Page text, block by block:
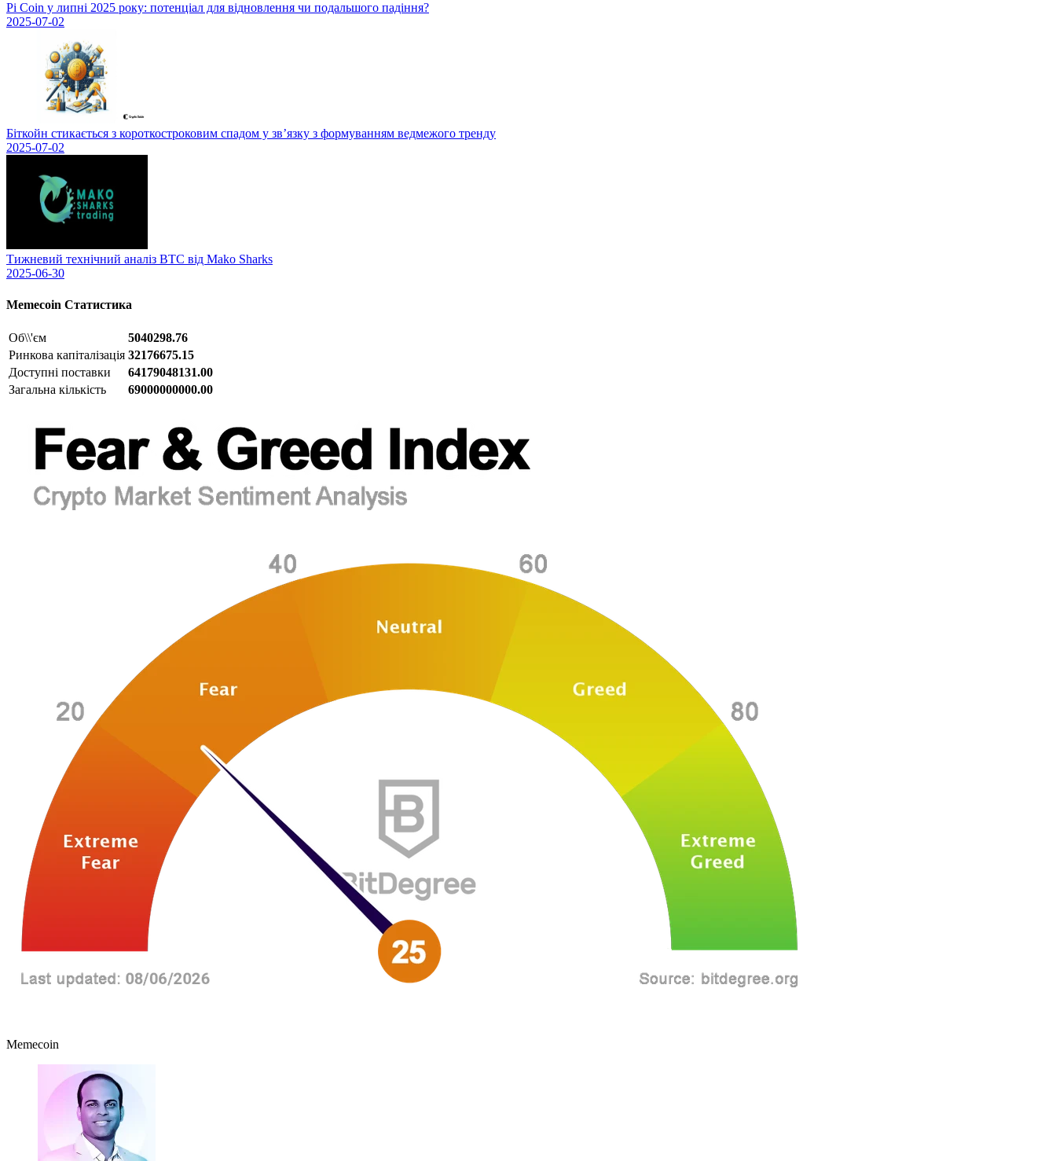
Pi Coin у липні 2025 року: потенціал для відновлення чи подальшого падіння?
2025-07-02
Біткойн стикається з короткостроковим спадом у зв’язку з формуванням ведмежого тренду
2025-07-02
Тижневий технічний аналіз BTC від Mako Sharks
2025-06-30
Memecoin Статистика
Об\\'єм
5040298.76
Ринкова капіталізація 32176675.15
Доступні поставки
64179048131.00
Загальна кількість
69000000000.00
Memecoin